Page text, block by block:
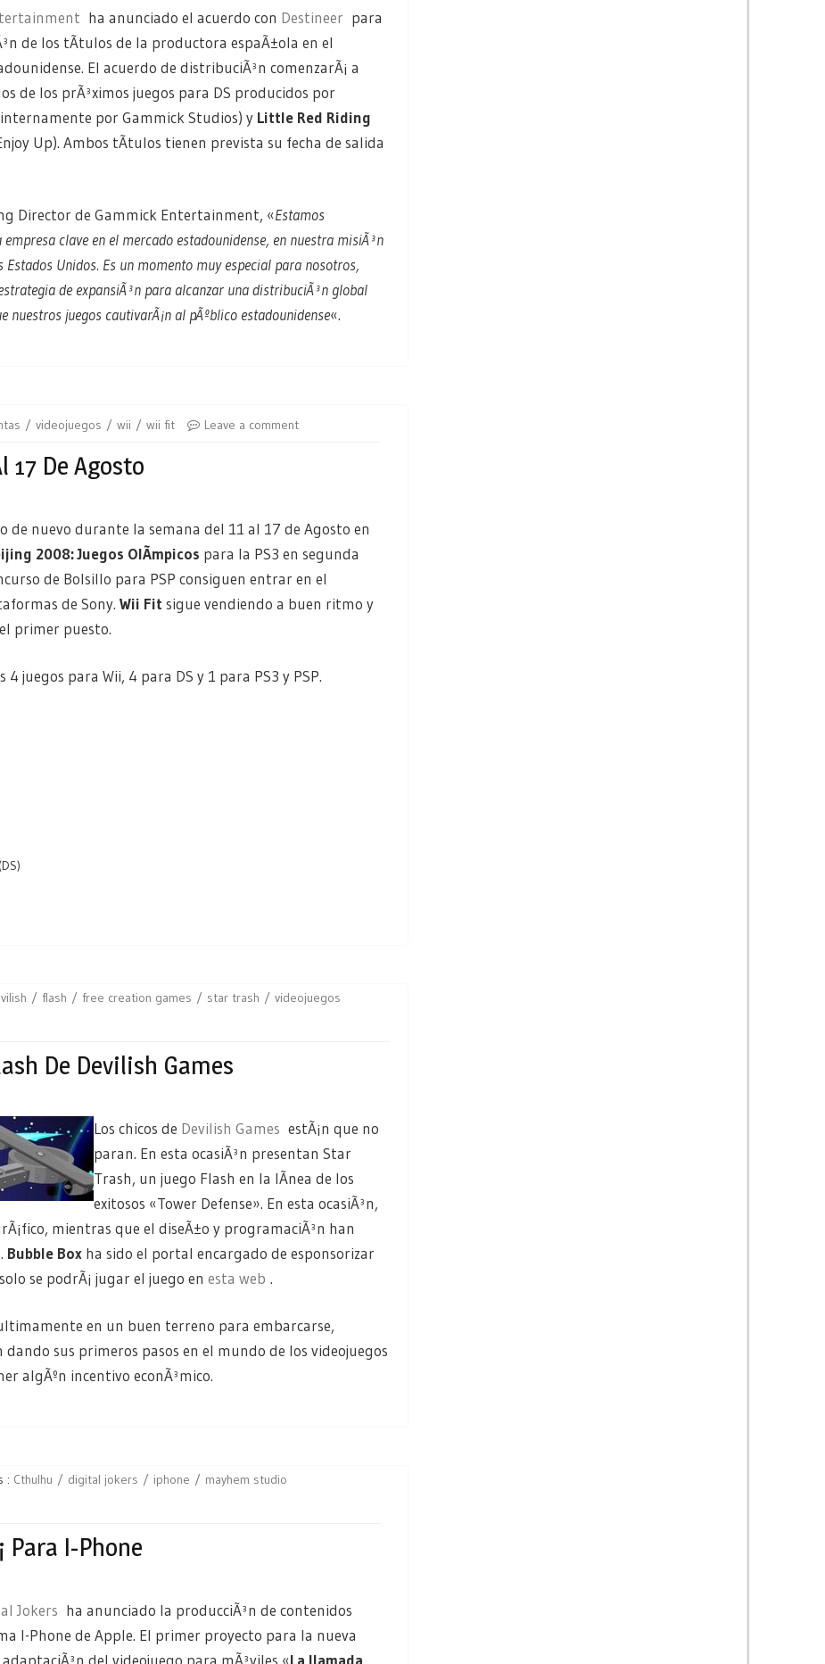
ha anunciado el acuerdo con Destineer para
de los tÃ­tulos de la productora espaÃ±ola en el
El acuerdo de distribuciÃ³n comenzarÃ¡ a
de los prÃ³ximos juegos para DS producidos por
por Gammick Studios) y Little Red Riding
Up). Ambos tÃ­tulos tienen prevista su fecha de salida
Director de Gammick Entertainment, «Estamos
clave en el mercado estadounidense, en nuestra misiÃ³n
Unidos. Es un momento muy especial para nosotros,
de expansiÃ³n para alcanzar una distribuciÃ³n global
nuestros juegos cautivarÃ¡n al pÃºblico estadounidense«.
videojuegos wii wii fit Leave a comment
17 De Agosto
de nuevo durante la semana del 11 al 17 de Agosto en
2008: Juegos OlÃ­mpicos para la PS3 en segunda
de Bolsillo para PSP consiguen entrar en el
de Sony. Wii Fit sigue vendiendo a buen ritmo y
primer puesto.
juegos para Wii, 4 para DS y 1 para PS3 y PSP.
flash free creation games star trash
videojuegos
De Devilish Games
Los chicos de Devilish Games estÃ¡n que no
paran. En esta ocasiÃ³n presentan Star
Trash, un juego Flash en la lÃ­nea de los
exitosos «Tower Defense». En esta ocasiÃ³n,
mientras que el diseÃ±o y programaciÃ³n han
. Bubble Box ha sido el portal encargado de esponsorizar
se podrÃ¡ jugar el juego en esta web .
en un buen terreno para embarcarse,
sus primeros pasos en el mundo de los videojuegos
algÃºn incentivo econÃ³mico.
: Cthulhu digital jokers iphone
mayhem studio
Para I-Phone
Jokers ha anunciado la producciÃ³n de contenidos
I-Phone de Apple. El primer proyecto para la nueva
del videojuego para mÃ³viles «La llamada